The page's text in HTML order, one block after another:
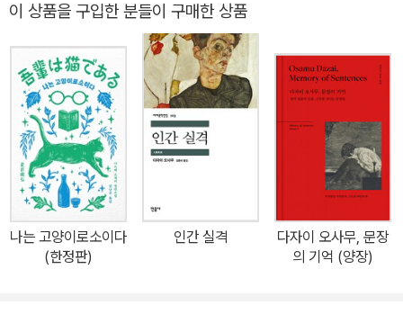
생일인 6월 19일에 발견되었다.
의 존재 그 자체를 풀어낸 희유의 작품이라 평가받으며 오랫동안 세
대와 국적을 뛰어넘으며 사랑받아온 이 책을, 코너스톤에서 1948년
오리지널 초판본 표지로 출간했다. 《인간 실격》은 다자이 오사무의
정신적 자서전이라 할 수 있는 작품으로, 우리 또한 내면 한편에 품고
있을지도 모를 불안정한 자폐성과 소외된 고독감 등을 적나라하게 표
현해 내어 다자이 오사무 문학의 최고봉이라 일컬어지고 있다. 특히
이 책은 한없이 나약하고 순수한 그래서 상처받고 슬플 수밖에 없는
주인공을 통해 신과 인간, 삶과 죽음, 죄와 벌, 인간이라는 존재에 대
한 근원적 물음을 끝없이 던진다. 서른아홉의 나이에 자살로 생을 마
감한 다자이 오사무 그리고 그가 유서처럼 남겨 놓은 《인간 실격》. 7
이 상품을 구입한 분들이 구매한 상품
나는 고양이로소이다
(한정판)
인간 실격
다자이 오사무, 문장
의 기억 (양장)